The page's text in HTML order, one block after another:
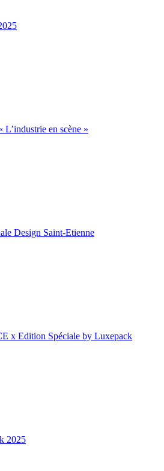
en scène »
Design Saint-Etienne
x Edition Spéciale by Luxepack
2025